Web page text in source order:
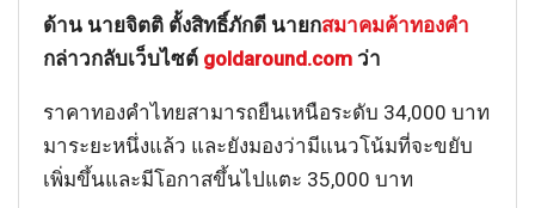
ด้าน นายจิตติ ตั้งสิทธิ์ภักดี นายกสมาคมค้าทองคำ
กล่าวกลับเว็บไซต์ goldaround.com ว่า
ราคาทองคำไทยสามารถยืนเหนือระดับ 34,000 บาท
มาระยะหนึ่งแล้ว และยังมองว่ามีแนวโน้มที่จะขยับ
เพิ่มขึ้นและมีโอกาสขึ้นไปแตะ 35,000 บาท